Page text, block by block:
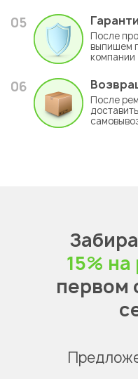
05
После
выпишем
компании
06
После
15%
первом